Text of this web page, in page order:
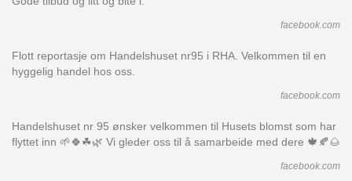
facebook.com
Flott reportasje om Handelshuset nr95 i RHA. Velkommen til en
hyggelig handel hos oss.
facebook.com
Handelshuset nr 95 ønsker velkommen til Husets blomst som har
flyttet inn 🌱🍀☘🌿 Vi gleder oss til å samarbeide med dere 🍁🍂🌰
facebook.com